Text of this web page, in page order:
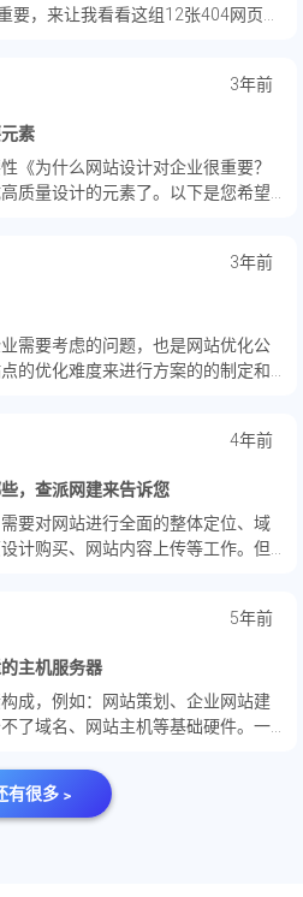
要，来让我看看这组12张404网页设
3年前
素
《为什么网站设计对企业很重要？​
质量设计的元素了。以下是您希望
3年前
需要考虑的问题，也是网站优化公
的优化难度来进行方案的的制定和
4年前
，查派网建来告诉您
要对网站进行全面的整体定位、域
计购买、网站内容上传等工作。但
5年前
主机服务器
成，例如：网站策划、企业网站建
了域名、网站主机等基础硬件。一
，网站建设时如何选择合适的主
有很多﹥